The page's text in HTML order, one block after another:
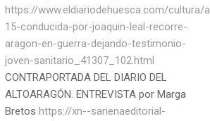
https://www.eldiariodehuesca.com/cultura/
15-conducida-por-joaquin-leal-recorre-
aragon-en-guerra-dejando-testimonio-
joven-sanitario_41307_102.html
CONTRAPORTADA DEL DIARIO DEL
ALTOARAGÓN. ENTREVISTA por Marga
Bretos https://xn--sarienaeditorial-